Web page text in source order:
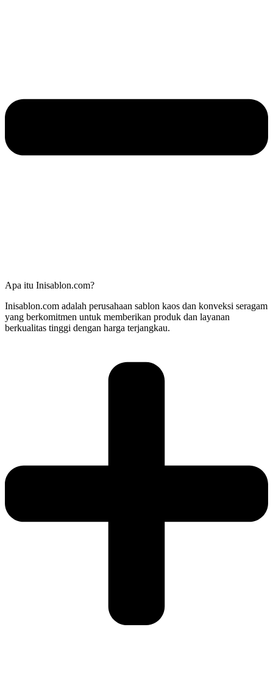
Apa itu Inisablon.com?
Inisablon.com adalah perusahaan sablon kaos dan konveksi seragam
yang berkomitmen untuk memberikan produk dan layanan
berkualitas tinggi dengan harga terjangkau.